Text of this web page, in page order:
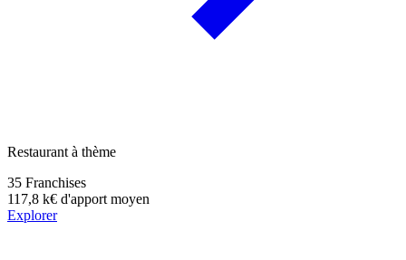
Restaurant à thème
35 Franchises
117,8 k€ d'apport moyen
Explorer